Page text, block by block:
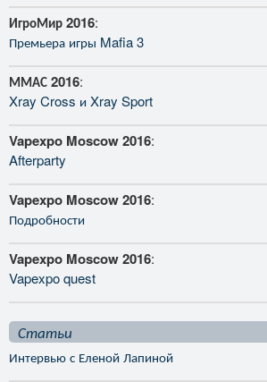
ИгроМир 2016:
Премьера игры Mafia 3
ММАС 2016:
Xray Cross и Xray Sport
Vapexpo Moscow 2016:
Afterparty
Vapexpo Moscow 2016:
Подробности
Vapexpo Moscow 2016:
Vapexpo quest
Статьи
Интервью с Еленой Лапиной